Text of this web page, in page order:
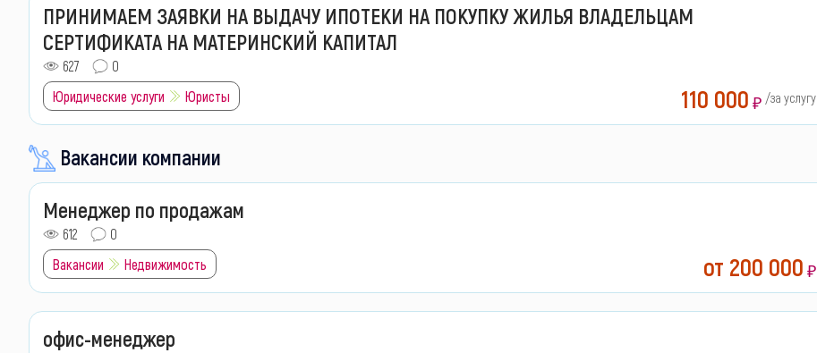
ПРИНИМАЕМ ЗАЯВКИ НА ВЫДАЧУ ИПОТЕКИ НА ПОКУПКУ ЖИЛЬЯ ВЛАДЕЛЬЦАМ
СЕРТИФИКАТА НА МАТЕРИНСКИЙ КАПИТАЛ
627
0
Юридические услуги
Юристы 110 000 ₽ /за услугу
Вакансии компании
Менеджер по продажам
612
0
Вакансии
Недвижимость от 200 000 ₽
офис-менеджер